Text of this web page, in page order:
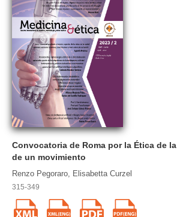
Convocatoria de Roma por la Ética de
de un movimiento
Renzo Pegoraro, Elisabetta Curzel
315-349